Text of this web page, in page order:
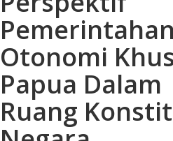
Pemerintahan
Otonomi
Papua Dalam
Ruang